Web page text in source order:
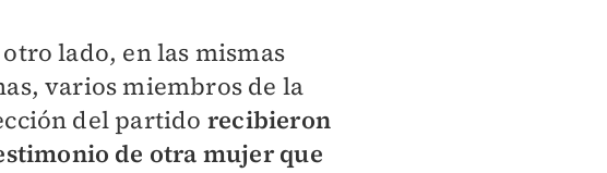
lado, en las mismas
varios miembros de la
del partido recibieron
de otra mujer que